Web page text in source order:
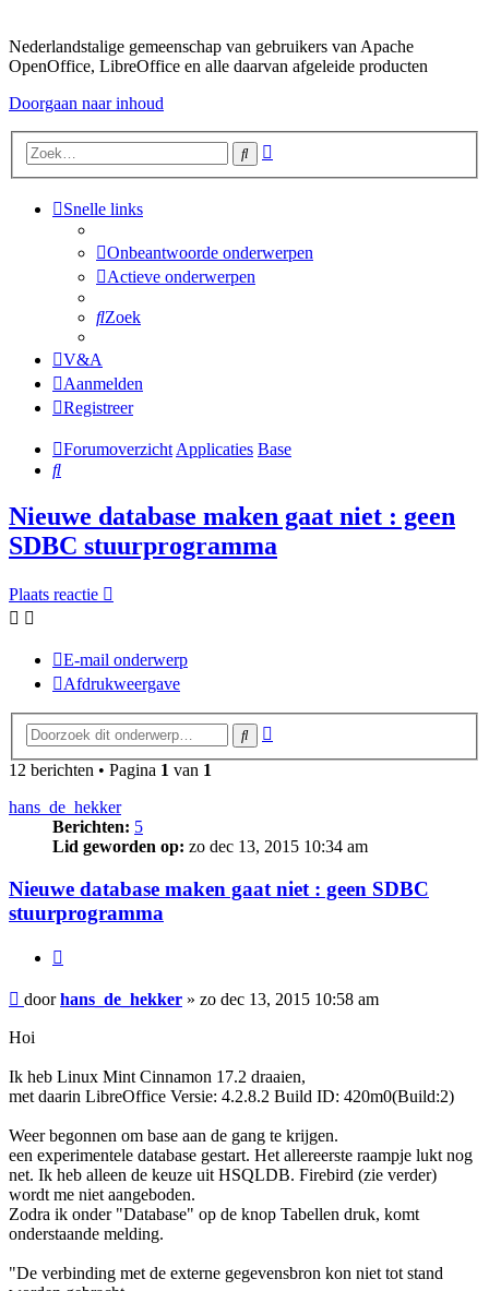
Nederlandstalige gemeenschap van gebruikers van Apache
OpenOffice, LibreOffice en alle daarvan afgeleide producten
Doorgaan naar inhoud
Zoek
Snelle links
Onbeantwoorde onderwerpen
Actieve onderwerpen
Zoek
V&A
Aanmelden
Registreer
Forumoverzicht Applicaties Base
Zoek
Nieuwe database maken gaat niet : geen
SDBC stuurprogramma
Plaats reactie
E-mail onderwerp
Afdrukweergave
Zoek
12 berichten • Pagina 1 van 1
hans_de_hekker
Berichten: 5
Lid geworden op: zo dec 13, 2015 10:34 am
Nieuwe database maken gaat niet : geen SDBC
stuurprogramma
Bericht
doorhans_de_hekker » zo dec 13, 2015 10:58 am
Hoi
Ik heb Linux Mint Cinnamon 17.2 draaien,
met daarin LibreOffice Versie: 4.2.8.2 Build ID: 420m0(Build:2)
Weer begonnen om base aan de gang te krijgen.
een experimentele database gestart. Het allereerste raampje lukt nog
net. Ik heb alleen de keuze uit HSQLDB. Firebird (zie verder)
wordt me niet aangeboden.
Zodra ik onder "Database" op de knop Tabellen druk, komt
onderstaande melding.
"De verbinding met de externe gegevensbron kon niet tot stand